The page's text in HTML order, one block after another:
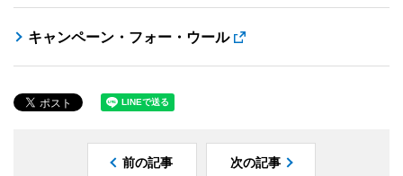
キャンペーン・フォー・ウール
前の記事 次の記事